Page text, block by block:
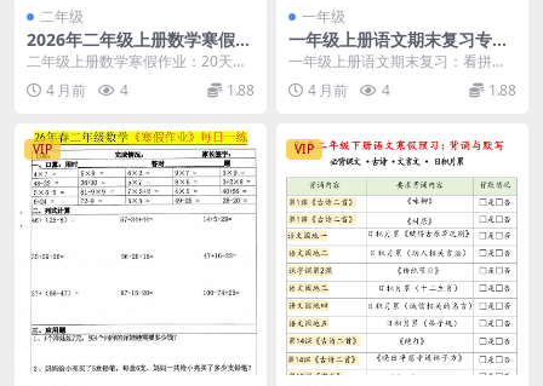
二年级
2026年二年级上册数学寒假作
业每日一练（20天高效打卡电
子版）
二年级上册数学寒假作业：20天每
日一练复习方案 步入快乐寒假，为
了防止知识遗忘，...
4 月前 4 1.88
一年级
一年级上册语文期末复习专
项：看拼音写词语过关练习题
（16页带答案版）
一年级上册语文期末复习：看拼音
写词语专项过关练 期末考试临近，
一年级上册语文的基...
4 月前 4 1.88
VIP VIP